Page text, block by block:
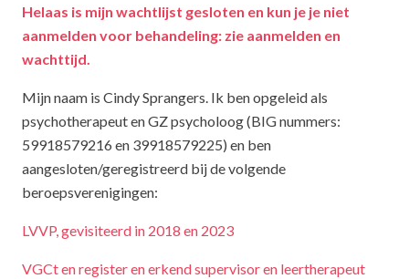
Helaas is mijn wachtlijst gesloten en kun je je niet
aanmelden voor behandeling: zie aanmelden en
wachttijd.
Mijn naam is Cindy Sprangers. Ik ben opgeleid als
psychotherapeut en GZ psycholoog (BIG nummers:
59918579216 en 39918579225) en ben
aangesloten/geregistreerd bij de volgende
beroepsverenigingen:
LVVP, gevisiteerd in 2018 en 2023
VGCt en register en erkend supervisor en leertherapeut